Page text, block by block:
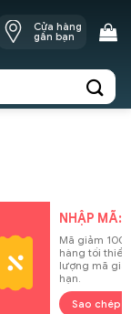
Cửa hàng
gần bạn
NHẬP MÃ:
Mã giảm
hàng tối thiểu
lượng mã
hạn.
Sao chép